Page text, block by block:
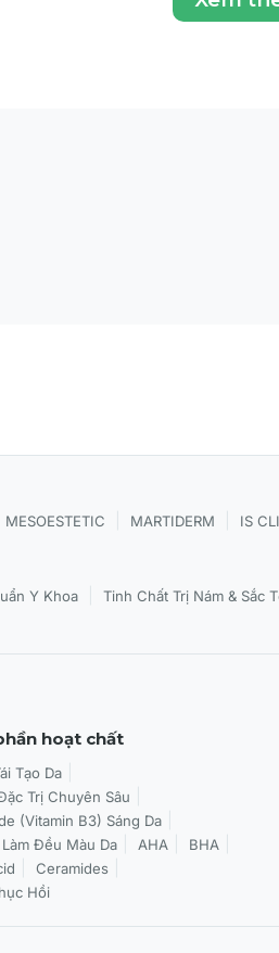
MESOESTETIC MARTIDERM IS
Y Khoa Tinh Chất Trị Nám & Sắc
hoạt chất
Tạo Da
Trị Chuyên Sâu
(Vitamin B3) Sáng Da
Đều Màu Da
AHA
BHA
Ceramides
Hồi